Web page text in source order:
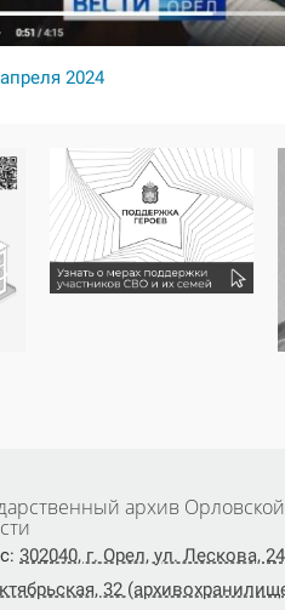
2024
архив Орловской
302040, г. Орел, ул. Лескова,
32